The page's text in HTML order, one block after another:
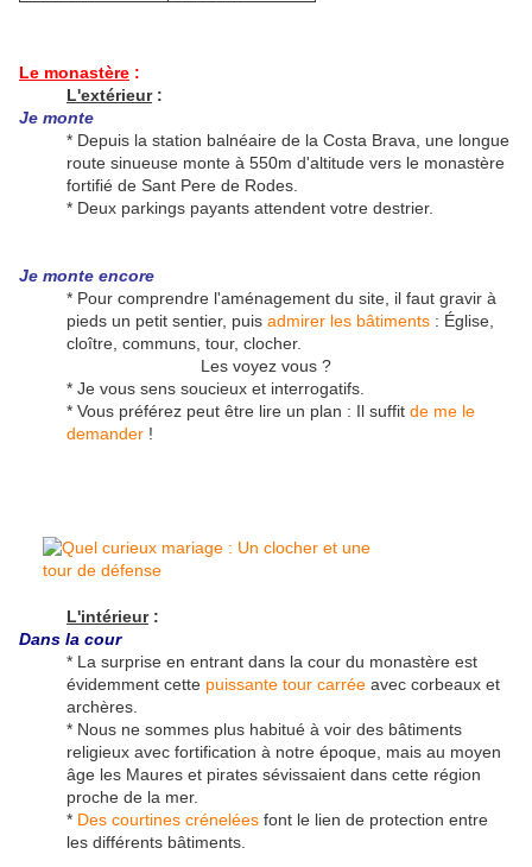
Le monastère :
L'extérieur:
Je monte
* Depuis la station balnéaire de la Costa Brava, une longue
route sinueuse monte à 550m d'altitude vers le monastère
fortifié de Sant Pere de Rodes.
* Deux parkings payants attendent votre destrier.
Je monte encore
* Pour comprendre l'aménagement du site, il faut gravir à
pieds un petit sentier, puis admirer les bâtiments : Église,
cloître, communs, tour, clocher.
Les voyez vous ?
* Je vous sens soucieux et interrogatifs.
* Vous préférez peut être lire un plan : Il suffit de me le
demander !
L'intérieur:
Dans la cour
* La surprise en entrant dans la cour du monastère est
évidemment cette puissante tour carrée avec corbeaux et
archères.
* Nous ne sommes plus habitué à voir des bâtiments
religieux avec fortification à notre époque, mais au moyen
âge les Maures et pirates sévissaient dans cette région
proche de la mer.
* Des courtines crénelées font le lien de protection entre
les différents bâtiments.